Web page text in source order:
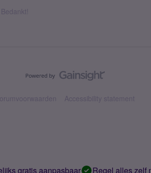
Accessibility statement
gratis aanpasbaar Regel alles zelf